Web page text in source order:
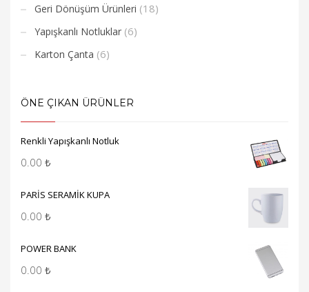
Geri Dönüşüm Ürünleri (18)
Yapışkanlı Notluklar (6)
Karton Çanta (6)
ÖNE ÇIKAN ÜRÜNLER
Renkli Yapışkanlı Notluk
0.00 ₺
PARİS SERAMİK KUPA
0.00 ₺
POWER BANK
0.00 ₺